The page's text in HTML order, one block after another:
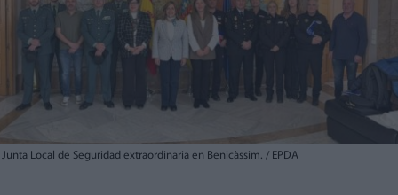
Junta Local de Seguridad extraordinaria en Benicàssim. / EPDA